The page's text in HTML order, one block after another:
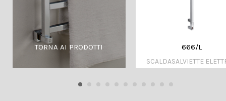
TORNA AI PRODOTTI 666/L
SCALDASALVIETTE